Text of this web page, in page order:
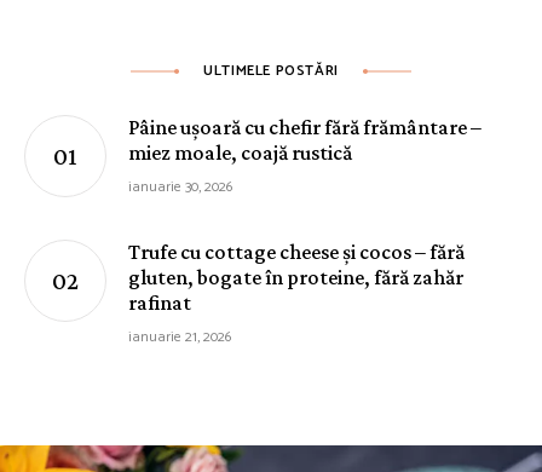
ULTIMELE POSTĂRI
Pâine ușoară cu chefir fără frământare –
miez moale, coajă rustică
ianuarie 30, 2026
Trufe cu cottage cheese și cocos – fără
gluten, bogate în proteine, fără zahăr
rafinat
ianuarie 21, 2026